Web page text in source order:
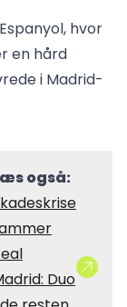
hvor
en hård
i Madrid-
også:
Duo